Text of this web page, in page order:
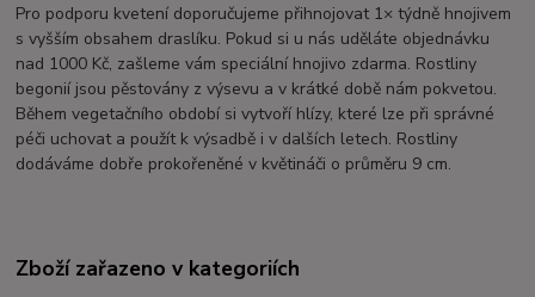
Pro podporu kvetení doporučujeme přihnojovat 1× týdně hnojivem
s vyšším obsahem draslíku. Pokud si u nás uděláte objednávku
nad 1000 Kč, zašleme vám speciální hnojivo zdarma. Rostliny
begonií jsou pěstovány z výsevu a v krátké době nám pokvetou.
Během vegetačního období si vytvoří hlízy, které lze při správné
péči uchovat a použít k výsadbě i v dalších letech. Rostliny
dodáváme dobře prokořeněné v květináči o průměru 9 cm.
Zboží zařazeno v kategoriích